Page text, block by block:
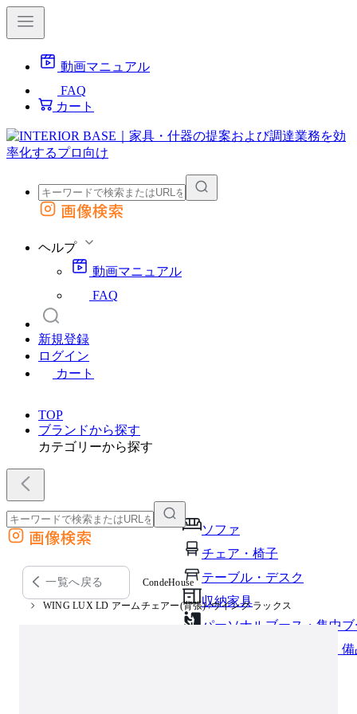
動画マニュアル
FAQ
カート
外部サイトの商品をカートに追加
画像検索
ヘルプ
動画マニュアル
FAQ
新規登録
ログイン
カート
TOP
ブランドから探す
カテゴリーから探す
ソファ
チェア・椅子
テーブル・デスク
収納家具
パーソナルブース・集中
オフィスアクセサリー・
外部サイトの商品をカートに追加
他のサイトで見つけた商品ページのURLを貼り付けて、カートに追加できます
画像検索
一覧へ戻る CondeHouse
WING LUX LD アームチェアー(背張) /ウイング ラックス